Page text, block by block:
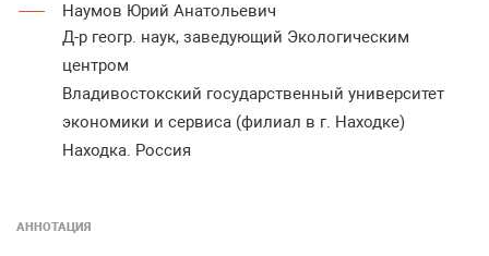
Наумов Юрий Анатольевич
Д-р геогр. наук, заведующий Экологическим
центром
Владивостокский государственный университет
экономики и сервиса (филиал в г. Находке)
Находка. Россия
АННОТАЦИЯ